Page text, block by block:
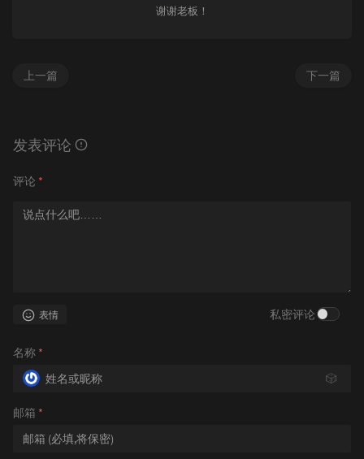
谢谢老板！
下一篇
上一篇
发表评论
评论 *
表情 私密评论
名称 *
🎲
邮箱 *